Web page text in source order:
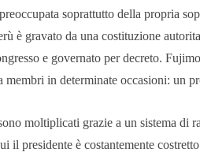
soprattutto della propria
è gravato da una costituzione
e governato per decreto.
in determinate occasioni: un
moltiplicati grazie a un sistema di
il presidente è costantemente